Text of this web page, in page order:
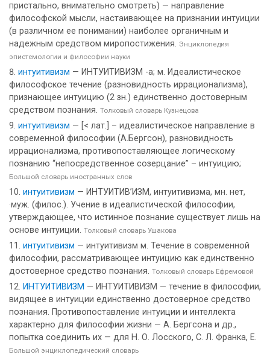
пристально, внимательно смотреть) — направление
философской мысли, настаивающее на признании интуиции
(в различном ее понимании) наиболее органичным и
надежным средством миропостижения. Энциклопедия
эпистемологии и философии науки
интуитивизм — ИНТУИТИВИЗМ -а; м. Идеалистическое
философское течение (разновидность иррационализма),
признающее интуицию (2 зн.) единственно достоверным
средством познания. Толковый словарь Кузнецова
интуитивизм — [< лат.] – идеалистическое направление в
современной философии (А.Бергсон), разновидность
иррационализма, противопоставляющее логическому
познанию “непосредственное созерцание” – интуицию;
Большой словарь иностранных слов
интуитивизм — ИНТУИТИВ’ИЗМ, интуитивизма, мн. нет,
·муж. (филос.). Учение в идеалистической философии,
утверждающее, что истинное познание существует лишь на
основе интуиции. Толковый словарь Ушакова
интуитивизм — интуитивизм м. Течение в современной
философии, рассматривающее интуицию как единственно
достоверное средство познания. Толковый словарь Ефремовой
ИНТУИТИВИЗМ — ИНТУИТИВИЗМ — течение в философии,
видящее в интуиции единственно достоверное средство
познания. Противопоставление интуиции и интеллекта
характерно для философии жизни — А. Бергсона и др.,
попытка соединить их — для Н. О. Лосского, С. Л. Франка, Е.
Большой энциклопедический словарь